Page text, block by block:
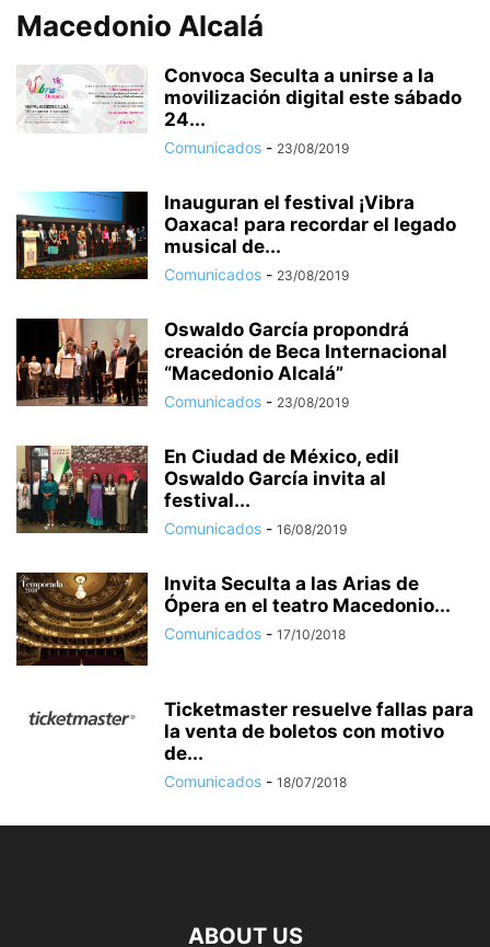
Macedonio Alcalá
Convoca Seculta a unirse a la
movilización digital este sábado
24...
Comunicados - 23/08/2019
Inauguran el festival ¡Vibra
Oaxaca! para recordar el legado
musical de...
Comunicados - 23/08/2019
Oswaldo García propondrá
creación de Beca Internacional
“Macedonio Alcalá”
Comunicados - 23/08/2019
En Ciudad de México, edil
Oswaldo García invita al
festival...
Comunicados - 16/08/2019
Invita Seculta a las Arias de
Ópera en el teatro Macedonio...
Comunicados - 17/10/2018
Ticketmaster resuelve fallas para
la venta de boletos con motivo
de...
Comunicados - 18/07/2018
ABOUT US